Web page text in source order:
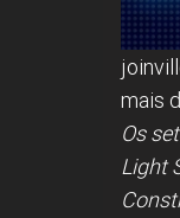
mais
Os
Light